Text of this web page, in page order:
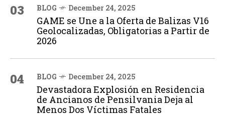
03 BLOG December 24, 2025
GAME se Une a la Oferta de Balizas V16
Geolocalizadas, Obligatorias a Partir de
2026
04 BLOG December 24, 2025
Devastadora Explosión en Residencia
de Ancianos de Pensilvania Deja al
Menos Dos Víctimas Fatales